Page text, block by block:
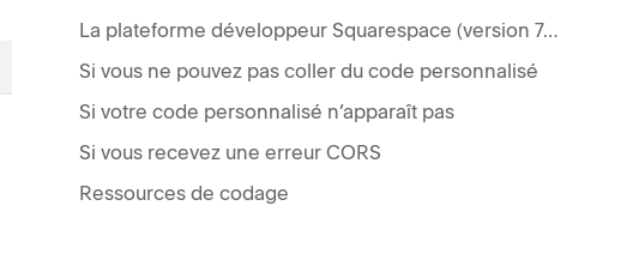
La plateforme développeur Squarespace (version 7.0 uniquement)
Si vous ne pouvez pas coller du code personnalisé
Si votre code personnalisé n’apparaît pas
Si vous recevez une erreur CORS
Ressources de codage